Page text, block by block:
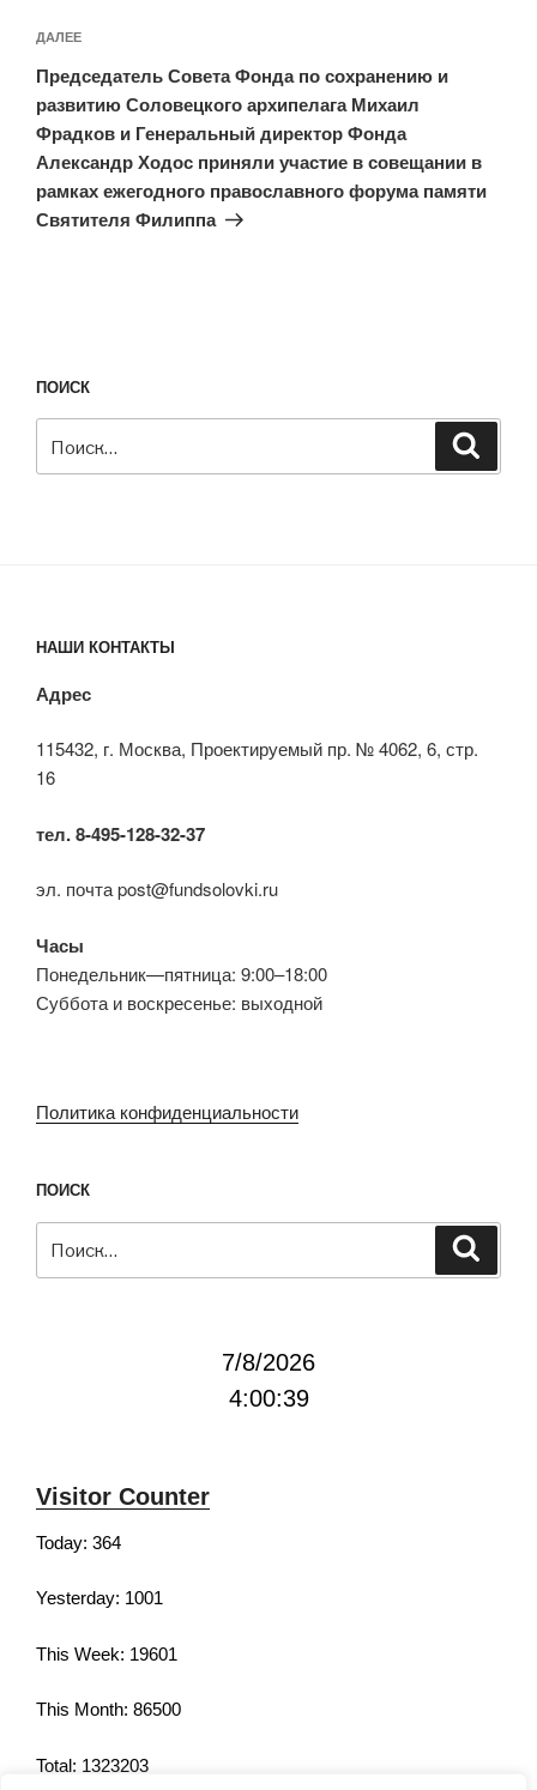
Следующая
запись
ДАЛЕЕ
Председатель Совета Фонда по сохранению и
развитию Соловецкого архипелага Михаил
Фрадков и Генеральный директор Фонда
Александр Ходос приняли участие в совещании в
рамках ежегодного православного форума памяти
Святителя Филиппа
ПОИСК
НАШИ КОНТАКТЫ
Адрес
115432, г. Москва, Проектируемый пр. № 4062, 6, стр.
16
тел. 8-495-128-32-37
эл. почта post@fundsolovki.ru
Часы
Понедельник—пятница: 9:00–18:00
Суббота и воскресенье: выходной
Политика конфиденциальности
ПОИСК
7/8/2026
4:00:39
Visitor Counter
Today: 364
Yesterday: 1001
This Week: 19601
This Month: 86500
Total: 1323203